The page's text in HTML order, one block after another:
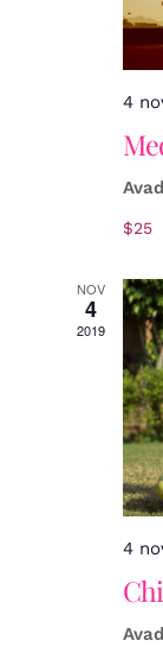
4
$25
NOV
4
2019
4